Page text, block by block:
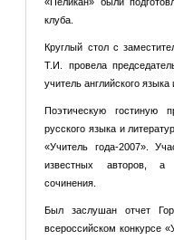
клуба.
Круглый стол с
Т.И. провела
учитель английского
Поэтическую гостиную
русского языка и
«Учитель года-2007».
известных авторов, а
сочинения.
Был заслушан отчет
всероссийском конкурсе